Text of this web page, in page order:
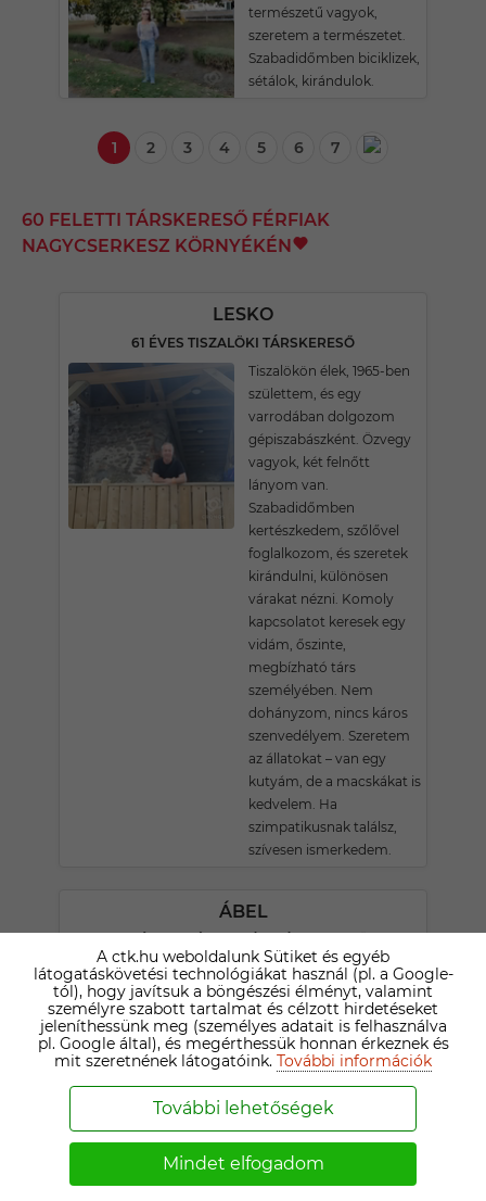
természetű vagyok,
szeretem a természetet.
Szabadidőmben biciklizek,
sétálok, kirándulok.
1 2 3 4 5 6 7
60 FELETTI TÁRSKERESŐ FÉRFIAK
NAGYCSERKESZ KÖRNYÉKÉN
LESKO
61 ÉVES TISZALÖKI TÁRSKERESŐ
Tiszalökön élek, 1965-ben
születtem, és egy
varrodában dolgozom
gépiszabászként. Özvegy
vagyok, két felnőtt
lányom van.
Szabadidőmben
kertészkedem, szőlővel
foglalkozom, és szeretek
kirándulni, különösen
várakat nézni. Komoly
kapcsolatot keresek egy
vidám, őszinte,
megbízható társ
személyében. Nem
dohányzom, nincs káros
szenvedélyem. Szeretem
az állatokat – van egy
kutyám, de a macskákat is
kedvelem. Ha
szimpatikusnak találsz,
szívesen ismerkedem.
ÁBEL
Sziasztok! Szeretnék találni
egy aranyos, kedves
hölgyet ! Remélem hogy
itt megtalálom.
VIKTOR
68 ÉVES NYÍREGYHÁZI TÁRSKERESŐ
Jel mondatom élni és élni
hagyni.Szeretnék még
A ctk.hu weboldalunk Sütiket és egyéb
látogatáskövetési technológiákat használ (pl. a Google-
tól), hogy javítsuk a böngészési élményt, valamint
személyre szabott tartalmat és célzott hirdetéseket
jeleníthessünk meg (személyes adatait is felhasználva
pl. Google által), és megérthessük honnan érkeznek és
mit szeretnének látogatóink. További információk
További lehetőségek
Mindet elfogadom